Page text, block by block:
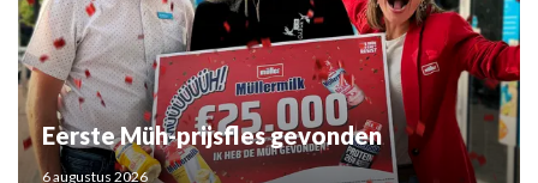
Eerste Müh-prijsfles gevonden
6 augustus 2026